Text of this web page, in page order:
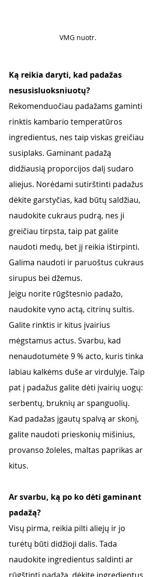
VMG nuotr.
Ką reikia daryti, kad padažas
nesusisluoksniuotų?
Rekomenduočiau padažams gaminti
rinktis kambario temperatūros
ingredientus, nes taip viskas greičiau
susiplaks. Gaminant padažą
didžiausią proporcijos dalį sudaro
aliejus. Norėdami sutirštinti padažus
dėkite garstyčias, kad būtų saldžiau,
naudokite cukraus pudrą, nes ji
greičiau tirpsta, taip pat galite
naudoti medų, bet jį reikia ištirpinti.
Galima naudoti ir paruoštus cukraus
sirupus bei džemus.
Jeigu norite rūgštesnio padažo,
naudokite vyno actą, citrinų sultis.
Galite rinktis ir kitus įvairius
mėgstamus actus. Svarbu, kad
nenaudotumėte 9 % acto, kuris tinka
labiau kalkėms duše ar virdulyje. Taip
pat į padažus galite dėti įvairių uogų:
serbentų, bruknių ar spanguolių.
Kad padažas įgautų spalvą ar skonį,
galite naudoti prieskonių mišinius,
provanso žoleles, maltas paprikas ar
kitus.
Ar svarbu, ką po ko dėti gaminant
padažą?
Visų pirma, reikia pilti aliejų ir jo
turėtų būti didžioji dalis. Tada
naudokite ingredientus saldinti ar